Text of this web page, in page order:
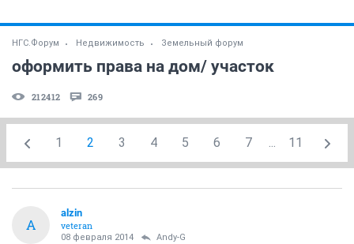
НГС.Форум Недвижимость Земельный форум
оформить права на дом/ участок
212412 269
1 2 3 4 5 6 7 ... 11
A
alzin
veteran
08 февраля 2014 Andy-G